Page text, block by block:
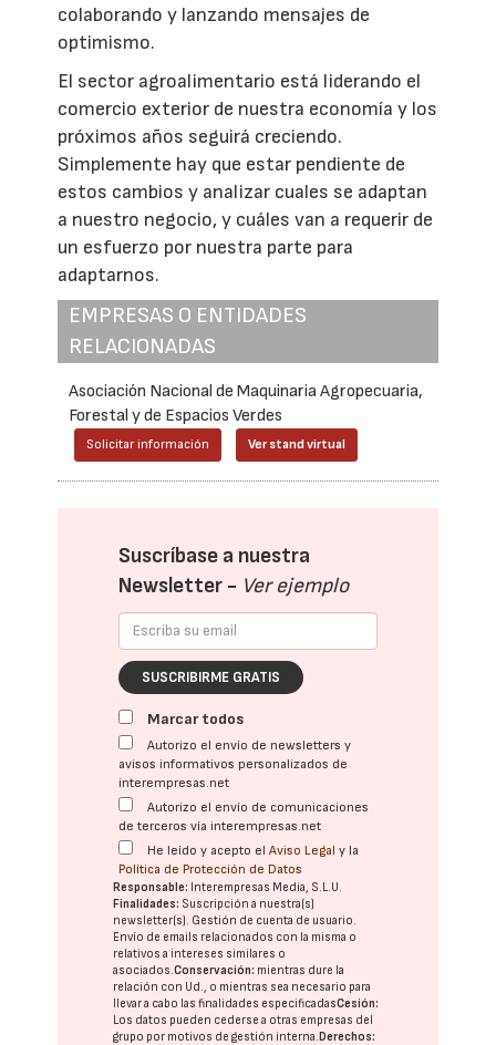
colaborando y lanzando mensajes de
optimismo.
El sector agroalimentario está liderando el
comercio exterior de nuestra economía y los
próximos años seguirá creciendo.
Simplemente hay que estar pendiente de
estos cambios y analizar cuales se adaptan
a nuestro negocio, y cuáles van a requerir de
un esfuerzo por nuestra parte para
adaptarnos.
EMPRESAS O ENTIDADES
RELACIONADAS
Asociación Nacional de Maquinaria Agropecuaria,
Forestal y de Espacios Verdes
Solicitar información Ver stand virtual
Suscríbase a nuestra
Newsletter - Ver ejemplo
SUSCRIBIRME GRATIS
Marcar todos
Autorizo el envío de newsletters y
avisos informativos personalizados de
interempresas.net
Autorizo el envío de comunicaciones
de terceros vía interempresas.net
He leído y acepto elAviso Legal y la
Política de Protección de Datos
Responsable: Interempresas Media, S.L.U.
Finalidades: Suscripción a nuestra(s)
newsletter(s). Gestión de cuenta de usuario.
Envío de emails relacionados con la misma o
relativos a intereses similares o
asociados.Conservación: mientras dure la
relación con Ud., o mientras sea necesario para
llevar a cabo las finalidades especificadasCesión:
Los datos pueden cederse a otras empresas del
grupo por motivos de gestión interna.Derechos: